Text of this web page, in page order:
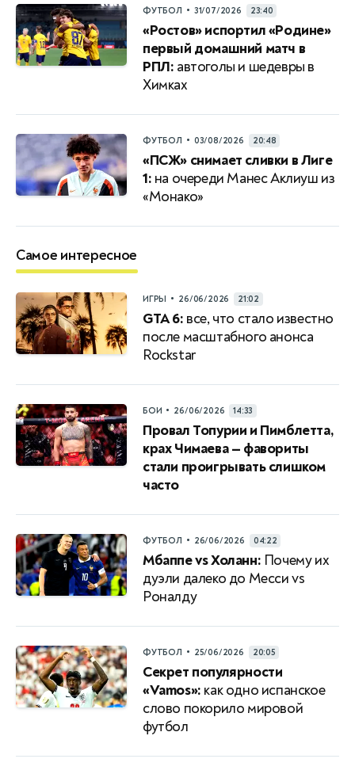
ФУТБОЛ • 31/07/2026 23:40
«Ростов» испортил «Родине»
первый домашний матч в
РПЛ: автоголы и шедевры в
Химках
ФУТБОЛ • 03/08/2026 20:48
«ПСЖ» снимает сливки в Лиге
1: на очереди Манес Аклиуш из
«Монако»
Самое интересное
ИГРЫ • 26/06/2026 21:02
GTA 6: все, что стало известно
после масштабного анонса
Rockstar
БОИ • 26/06/2026 14:33
Провал Топурии и Пимблетта,
крах Чимаева — фавориты
стали проигрывать слишком
часто
ФУТБОЛ • 26/06/2026 04:22
Мбаппе vs Холанн: Почему их
дуэли далеко до Месси vs
Роналду
ФУТБОЛ • 25/06/2026 20:05
Секрет популярности
«Vamos»: как одно испанское
слово покорило мировой
футбол